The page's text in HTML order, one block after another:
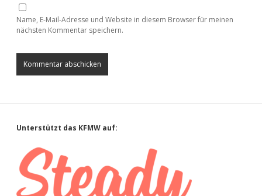
Name, E-Mail-Adresse und Website in diesem Browser für meinen
nächsten Kommentar speichern.
Sidebar
Unterstützt das KFMW auf: